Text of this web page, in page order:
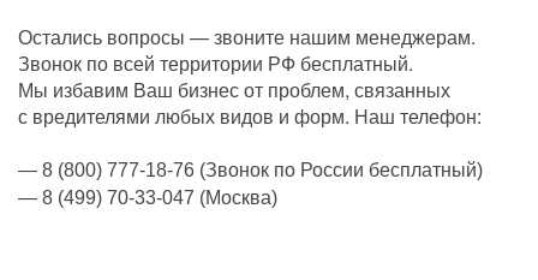
Остались вопросы — звоните нашим менеджерам.
Звонок по всей территории РФ бесплатный.
Мы избавим Ваш бизнес от проблем, связанных
с вредителями любых видов и форм. Наш телефон:
— 8 (800) 777-18-76 (Звонок по России бесплатный)
— 8 (499) 70-33-047 (Москва)